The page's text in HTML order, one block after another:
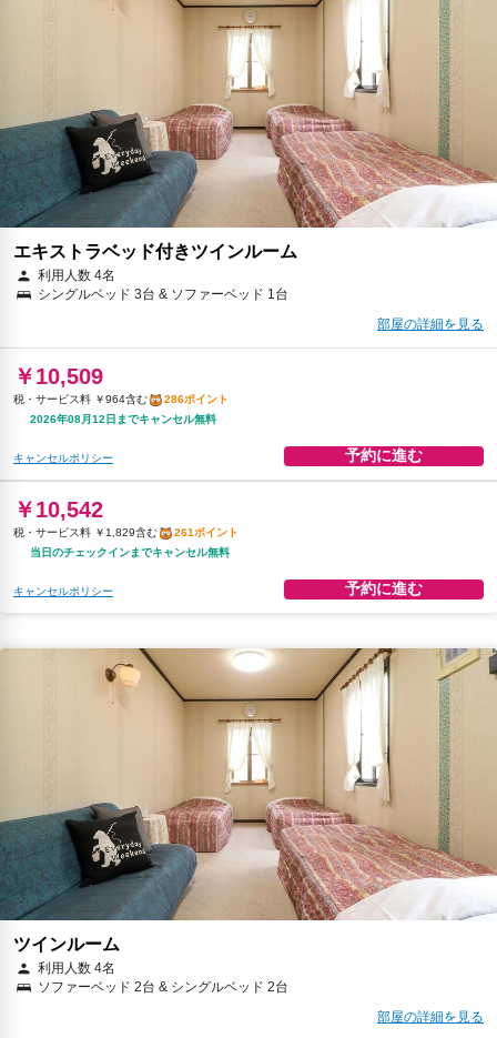
キャンセルポリシー 予約に進む
税・サービス料 ￥1,727含む
513ポイント
2026年08月12日までキャンセル無料
キャンセルポリシー 予約に進む
朝食 夕食 夕食（洋食） 無料WiFi
￥18,896
税・サービス料 ￥3,279含む
当日のチェックインまでキャンセル無料
エキストラベッド付きツインルーム
利用人数 4名
シングルベッド 3台 & ソファーベッド 1台
部屋の詳細を見る
￥10,509
税・サービス料 ￥964含む
286ポイント
2026年08月12日までキャンセル無料
キャンセルポリシー 予約に進む
￥10,542
税・サービス料 ￥1,829含む
261ポイント
当日のチェックインまでキャンセル無料
キャンセルポリシー 予約に進む
ツインルーム
利用人数 4名
ソファーベッド 2台 & シングルベッド 2台
部屋の詳細を見る